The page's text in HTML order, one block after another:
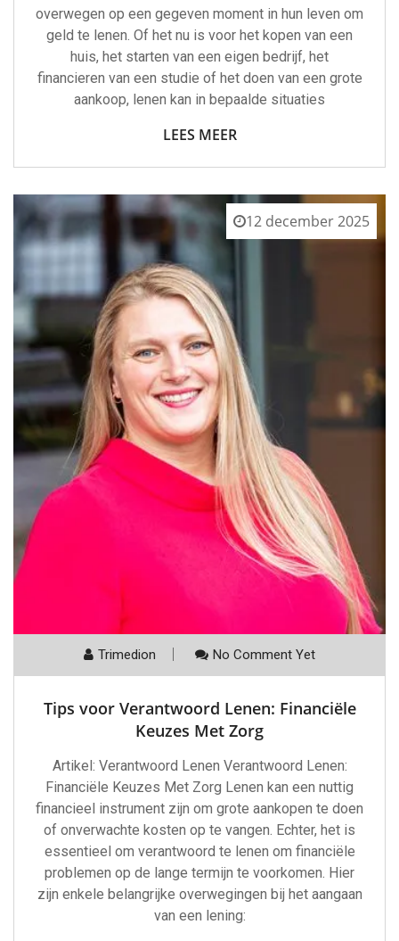
overwegen op een gegeven moment in hun leven om
geld te lenen. Of het nu is voor het kopen van een
huis, het starten van een eigen bedrijf, het
financieren van een studie of het doen van een grote
aankoop, lenen kan in bepaalde situaties
LEES MEER
12 december 2025
Trimedion No Comment Yet
Tips voor Verantwoord Lenen: Financiële
Keuzes Met Zorg
Artikel: Verantwoord Lenen Verantwoord Lenen:
Financiële Keuzes Met Zorg Lenen kan een nuttig
financieel instrument zijn om grote aankopen te doen
of onverwachte kosten op te vangen. Echter, het is
essentieel om verantwoord te lenen om financiële
problemen op de lange termijn te voorkomen. Hier
zijn enkele belangrijke overwegingen bij het aangaan
van een lening: